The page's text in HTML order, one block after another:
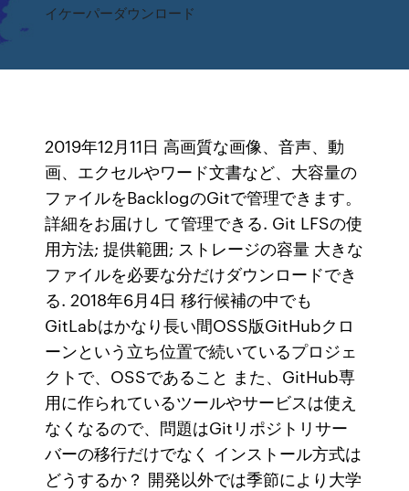
イケーパーダウンロード
2019年12月11日 高画質な画像、音声、動
画、エクセルやワード文書など、大容量の
ファイルをBacklogのGitで管理できます。
詳細をお届けし て管理できる. Git LFSの使
用方法; 提供範囲; ストレージの容量 大きな
ファイルを必要な分だけダウンロードでき
る. 2018年6月4日 移行候補の中でも
GitLabはかなり長い間OSS版GitHubクロ
ーンという立ち位置で続いているプロジェ
クトで、OSSであること また、GitHub専
用に作られているツールやサービスは使え
なくなるので、問題はGitリポジトリサー
バーの移行だけでなく インストール方式は
どうするか？ 開発以外では季節により大学